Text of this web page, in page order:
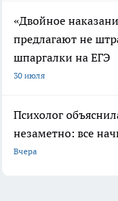
«Двойное
предлагают не
шпаргалки на ЕГЭ
30 июля
Психолог
незаметно: все
Вчера